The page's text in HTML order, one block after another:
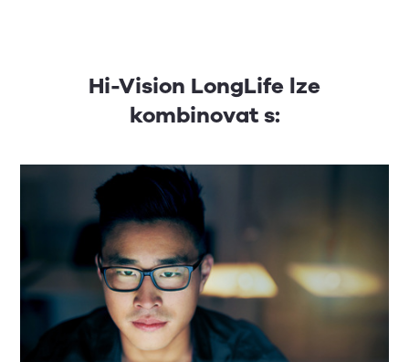
Hi-Vision LongLife lze
kombinovat s: